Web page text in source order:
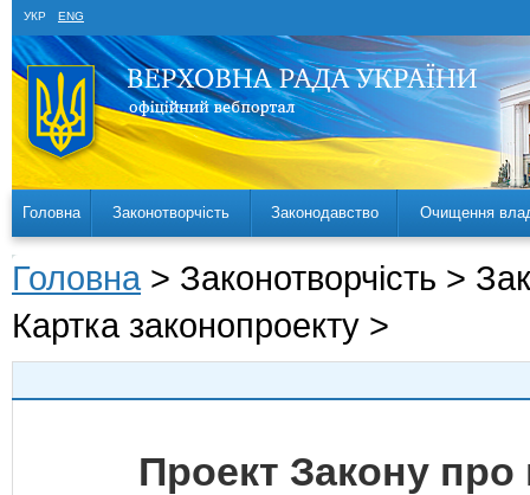
УКР ENG
Головна Законотворчість Законодавство Очищення
Головна > Законотворчість >
Картка законопроекту >
Проект Закону про